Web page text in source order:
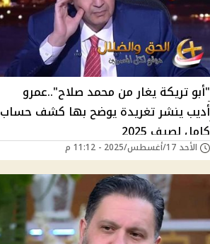
"أبو تريكة يغار من محمد صلاح"..عمرو
أديب ينشر تغريدة يوضح بها كشف حساب
كامل لصيف 2025
الأحد 17/أغسطس/2025 - 11:12 م